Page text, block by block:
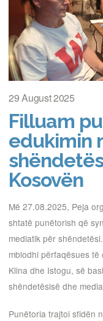
29 August 2025
Filluam
edukimin
Kosovën
Më 27.08.2025, Peja
shtatë punëtorish që
mediatik për
mblodhi përfaqësues
Klina dhe Istogu, së
shëndetësisë dhe
Punëtoria trajtoi sfidën